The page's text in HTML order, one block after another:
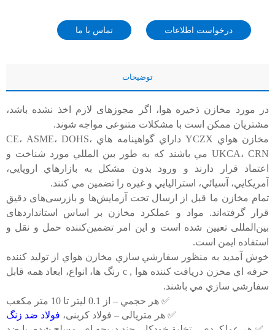
درخواست اطلاعات تماس با ما
توضیحات
در مورد مخازن ذخیره هوا، اگر مجوزهای لازم اخذ نشده باشد،
مشتریان ممکن است با مشکلات متنوعی مواجه شوند.
مخازن هواي YCZX داراي گواهينامه هاي CE، ASME، DOHS،
UKCA، CRN مي باشند که به طور بين المللي مورد شناخت و
اعتماد قرار دارند و ورود بدون مشکل به بازارهاي اروپايي،
آمريکايي، آسيائي، استراليايي و غيره را تضمين مي کنند.
تمام مخازن ما قبل از ارسال تحت آزمایش‌ها و بازرسی‌های دقیق
قرار گرفته‌اند. مواد و عملکرد مخازن بر اساس استانداردهای
بین‌المللی تعیین شده است و این امر تضمین‌کننده حمل و نقل و
استفاده ایمن است.
خوش آمديد به منظور سفارشي سازي مخازن هواي ازتوليد کننده
حرفه اي مخزن دريافت کننده هوا ,
c رنگ ها، انواع، ابعاد همه قابل
سفارشي سازي مي باشند.
✅ هر حجمي – از 0.1 ليتر تا 10 متر مکعب
✅ هر متریالی – فولاد کربنی، فولاد ضد زنگ